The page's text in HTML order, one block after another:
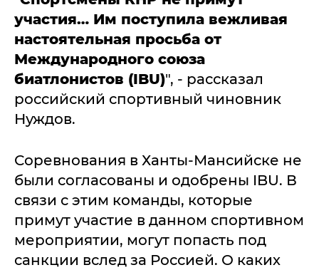
участия… Им поступила вежливая
настоятельная просьба от
Международного союза
биатлонистов (IBU)", - рассказал
российский спортивный чиновник
Нуждов.
Соревнования в Ханты-Мансийске не
были согласованы и одобрены IBU. В
связи с этим команды, которые
примут участие в данном спортивном
мероприятии, могут попасть под
санкции вслед за Россией. О каких